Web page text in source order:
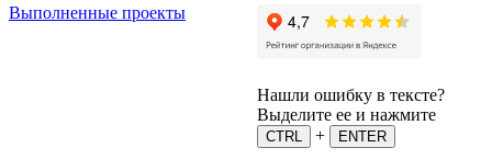
Выполненные проекты
Нашли ошибку в тексте?
Выделите ее и нажмите
CTRL +
ENTER